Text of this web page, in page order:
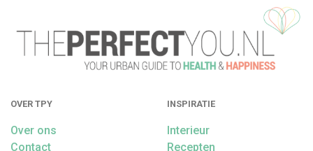
OVER TPY
Over ons
Contact
INSPIRATIE
Interieur
Recepten